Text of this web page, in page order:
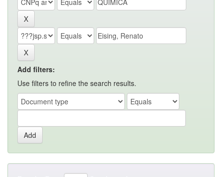
Add filters:
Use filters to refine the search results.